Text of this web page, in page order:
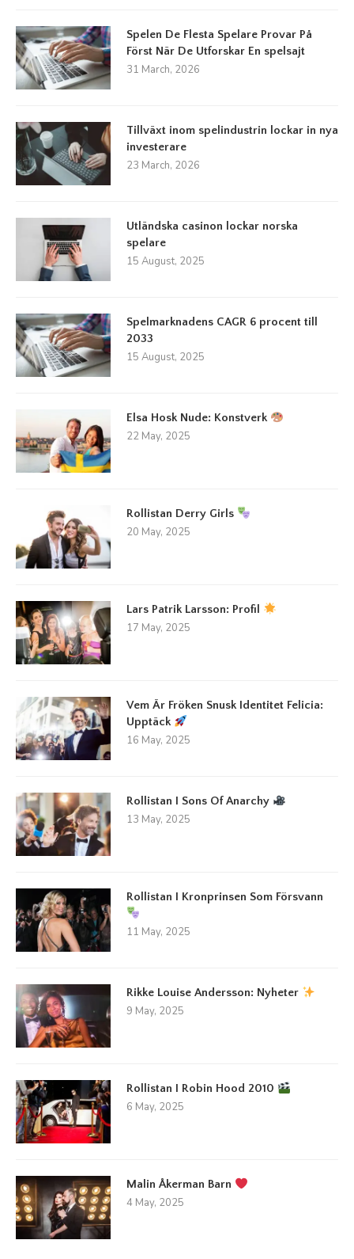
Spelen De Flesta Spelare Provar På
Först När De Utforskar En spelsajt
31 March, 2026
Tillväxt inom spelindustrin lockar in nya
investerare
23 March, 2026
Utländska casinon lockar norska
spelare
15 August, 2025
Spelmarknadens CAGR 6 procent till
2033
15 August, 2025
Elsa Hosk Nude: Konstverk
22 May, 2025
Rollistan Derry Girls
20 May, 2025
Lars Patrik Larsson: Profil
17 May, 2025
Vem Är Fröken Snusk Identitet Felicia:
Upptäck
16 May, 2025
Rollistan I Sons Of Anarchy
13 May, 2025
Rollistan I Kronprinsen Som Försvann
11 May, 2025
Rikke Louise Andersson: Nyheter
9 May, 2025
Rollistan I Robin Hood 2010
6 May, 2025
Malin Åkerman Barn
4 May, 2025